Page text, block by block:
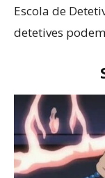
Escola de
detetives